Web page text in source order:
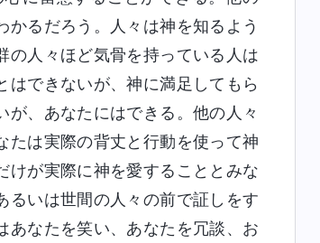
かるだろう。人々は神を知るよう
の人々ほど気骨を持っている人は
できないが、神に満足してもら
、あなたにはできる。他の人々
たは実際の背丈と行動を使って神
けが実際に神を愛することとみな
るいは世間の人々の前で証しをす
あなたを笑い、あなたを冗談、お